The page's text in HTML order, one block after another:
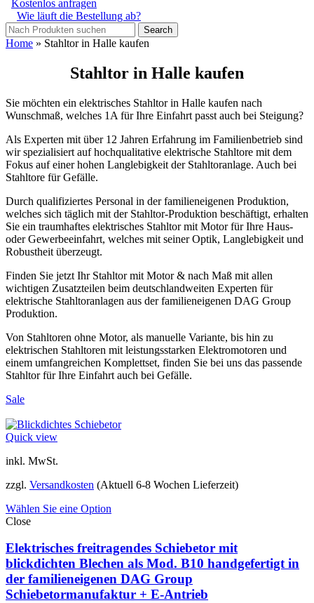
Kostenlos anfragen
Wie läuft die Bestellung ab?
Search
Home » Stahltor in Halle kaufen
Stahltor in Halle kaufen
Sie möchten ein elektrisches Stahltor in Halle kaufen nach
Wunschmaß, welches 1A für Ihre Einfahrt passt auch bei Steigung?
Als Experten mit über 12 Jahren Erfahrung im Familienbetrieb sind
wir spezialisiert auf hochqualitative elektrische Stahltore mit dem
Fokus auf einer hohen Langlebigkeit der Stahltoranlage. Auch bei
Stahltore für Gefälle.
Durch qualifiziertes Personal in der familieneigenen Produktion,
welches sich täglich mit der Stahltor-Produktion beschäftigt, erhalten
Sie ein traumhaftes elektrisches Stahltor mit Motor für Ihre Haus-
oder Gewerbeeinfahrt, welches mit seiner Optik, Langlebigkeit und
Robustheit überzeugt.
Finden Sie jetzt Ihr Stahltor mit Motor & nach Maß mit allen
wichtigen Zusatzteilen beim deutschlandweiten Experten für
elektrische Stahltoranlagen aus der familieneigenen DAG Group
Produktion.
Von Stahltoren ohne Motor, als manuelle Variante, bis hin zu
elektrischen Stahltoren mit leistungsstarken Elektromotoren und
einem umfangreichen Komplettset, finden Sie bei uns das passende
Stahltor für Ihre Einfahrt auch bei Gefälle.
Sale
Quick view
inkl. MwSt.
zzgl. Versandkosten (Aktuell 6-8 Wochen Lieferzeit)
Wählen Sie eine Option
Close
Elektrisches freitragendes Schiebetor mit
blickdichten Blechen als Mod. B10 handgefertigt in
der familieneigenen DAG Group
Schiebetormanufaktur + E-Antrieb